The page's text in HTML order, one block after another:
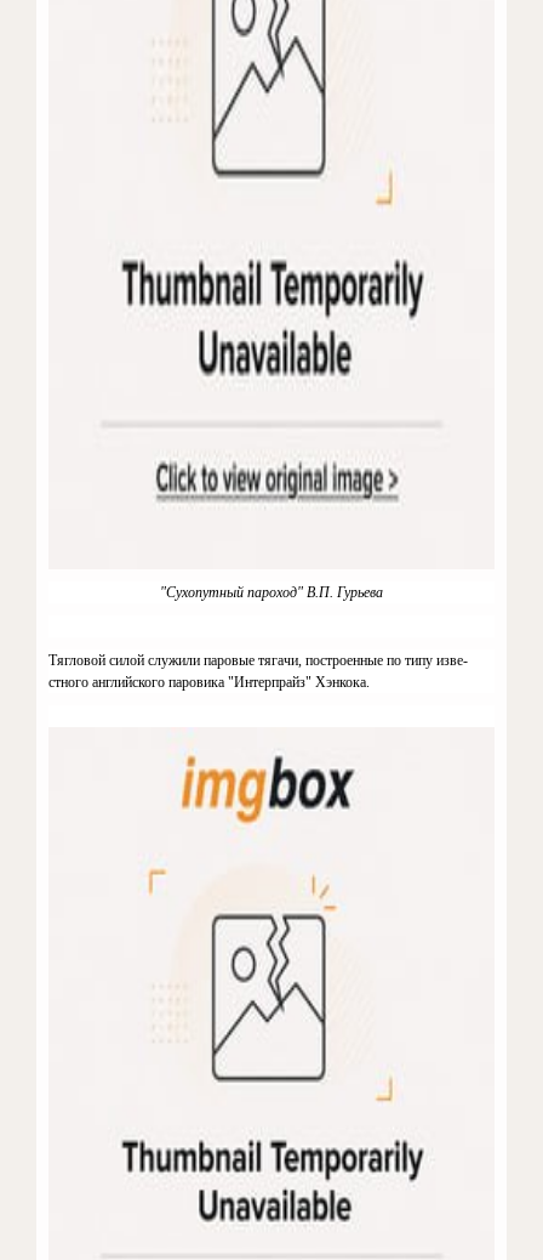
"Сухопутный пароход" В.П. Гурьева
Тягловой силой служили паровые тягачи, построенные по типу изве­
стного английского паровика "Интерпрайз" Хэнкока.